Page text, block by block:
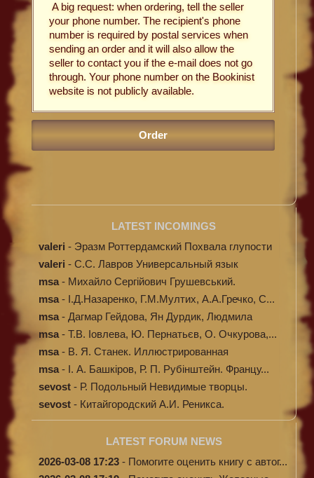
A big request: when ordering, tell the seller
your phone number. The recipient's phone
number is required by postal services when
sending an order and it will also allow the
seller to contact you if the e-mail does not go
through. Your phone number on the Bookinist
website is not publicly available.
LATEST INCOMINGS
valeri - Эразм Роттердамский Похвала глупости
valeri - C.С. Лавров Универсальный язык
программи...
msa - Михайло Сергійович Грушевський.
Ілюстров...
msa - І.Д.Назаренко, Г.М.Мултих, А.А.Гречко, С...
msa - Дагмар Гейдова, Ян Дурдик, Людмила
Кибал...
msa - Т.В. Іовлева, Ю. Пернатьєв, О. Очкурова,...
msa - В. Я. Станек. Иллюстрированная
энциклопе...
msa - І. А. Башкіров, Р. П. Рубінштейн. Францу...
sevost - Р. Подольный Невидимые творцы.
sevost - Китайгородский А.И. Реникса.
LATEST FORUM NEWS
2026-03-08 17:23 - Помогите оценить книгу с автог...